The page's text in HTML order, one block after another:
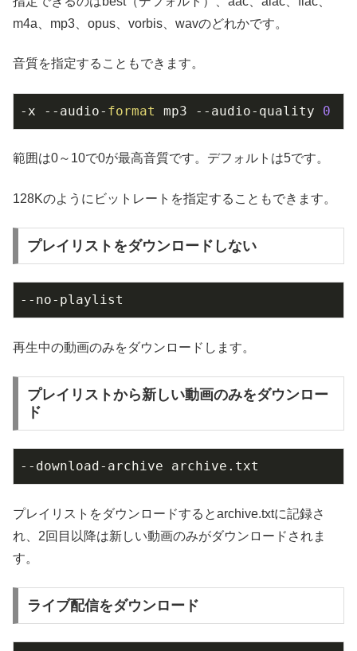
m4a、mp3、opus、vorbis、wavのどれかです。
音質を指定することもできます。
-x --audio- format mp3 --audio-quality 0
範囲は0～10で0が最高音質です。デフォルトは5です。
128Kのようにビットレートを指定することもできます。
プレイリストをダウンロードしない
--no-playlist
再生中の動画のみをダウンロードします。
プレイリストから新しい動画のみをダウンロー
ド
--download-archive archive.txt
プレイリストをダウンロードするとarchive.txtに記録さ
れ、2回目以降は新しい動画のみがダウンロードされま
す。
ライブ配信をダウンロード